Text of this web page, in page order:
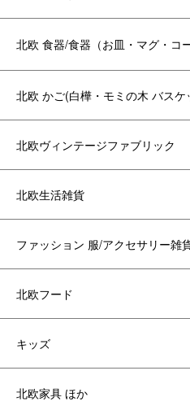
北欧 食器/食器（お皿・マグ・コ
北欧 かご(白樺・モミの木 バスケ
北欧ヴィンテージファブリック
北欧生活雑貨
ファッション 服/アクセサリー雑
北欧フード
キッズ
北欧家具 ほか